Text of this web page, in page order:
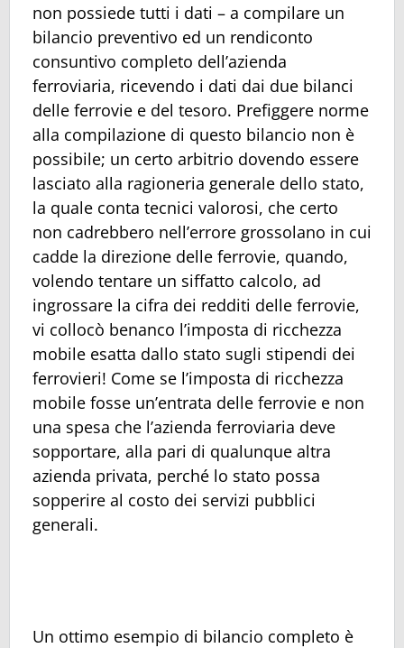
non possiede tutti i dati – a compilare un
bilancio preventivo ed un rendiconto
consuntivo completo dell’azienda
ferroviaria, ricevendo i dati dai due bilanci
delle ferrovie e del tesoro. Prefiggere norme
alla compilazione di questo bilancio non è
possibile; un certo arbitrio dovendo essere
lasciato alla ragioneria generale dello stato,
la quale conta tecnici valorosi, che certo
non cadrebbero nell’errore grossolano in cui
cadde la direzione delle ferrovie, quando,
volendo tentare un siffatto calcolo, ad
ingrossare la cifra dei redditi delle ferrovie,
vi collocò benanco l’imposta di ricchezza
mobile esatta dallo stato sugli stipendi dei
ferrovieri! Come se l’imposta di ricchezza
mobile fosse un’entrata delle ferrovie e non
una spesa che l’azienda ferroviaria deve
sopportare, alla pari di qualunque altra
azienda privata, perché lo stato possa
sopperire al costo dei servizi pubblici
generali.
Un ottimo esempio di bilancio completo è